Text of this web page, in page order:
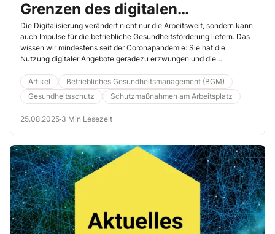
Grenzen des digitalen
Gesundheitsmanagements im
Betrieb
Die Digitalisierung verändert nicht nur die Arbeitswelt, sondern kann
auch Impulse für die betriebliche Gesundheitsförderung liefern. Das
wissen wir mindestens seit der Coronapandemie: Sie hat die
Nutzung digitaler Angebote geradezu erzwungen und die
Gesundheitsmanagement (BGM) aber sind digitale Applikationen oft
noch Stiefkinder – auch, weil viele Unternehmen nicht wissen, wie
sie sinnvoll eingesetzt werden können.
Artikel
Betriebliches Gesundheitsmanagement (BGM)
Gesundheitsschutz
Schutzmaßnahmen am Arbeitsplatz
25.08.2025·3 Min Lesezeit